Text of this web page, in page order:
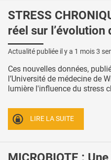
STRESS
réel sur l’évolution
Actualité publiée il y a 1 mois 3
Ces nouvelles données,
l’Université de médecine de
lumière l'influence du stress
LIRE LA SUITE